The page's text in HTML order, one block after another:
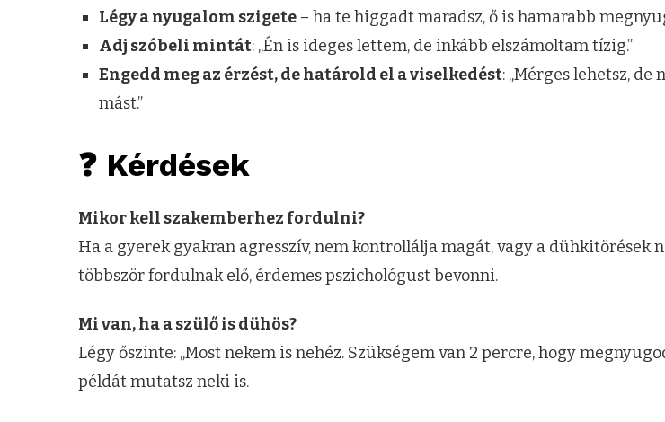
Légy a nyugalom szigete – ha te higgadt maradsz, ő is hamarabb
Adj szóbeli mintát: „Én is ideges lettem, de inkább elszámoltam tízig.”
Engedd meg az érzést, de határold el a viselkedést: „Mérges lehetsz,
mást.”
❓ Kérdések
Mikor kell szakemberhez fordulni?
Ha a gyerek gyakran agresszív, nem kontrollálja magát, vagy a dühkitörések
többször fordulnak elő, érdemes pszichológust bevonni.
Mi van, ha a szülő is dühös?
Légy őszinte: „Most nekem is nehéz. Szükségem van 2 percre, hogy
példát mutatsz neki is.